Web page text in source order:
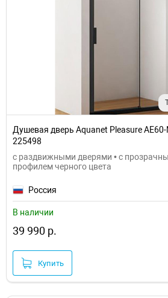
Душевая дверь Aquanet Pleasure
225498
с раздвижными дверями • с
профилем черного цвета
Россия
В наличии
39 990 р.
Купить